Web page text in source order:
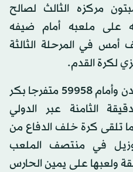
مركزه الثالث لصالح
على ملعبه أمام ضيفه
في المرحلة الثالثة
لكرة القدم.
على ملعب «الإمارات» في لندن وأمام 59958 متفرجا بكر
الثامنة عبر الدولي
تلقى كرة خلف الدفاع من
في منتصف الملعب
ولعبها على يمين الحارس